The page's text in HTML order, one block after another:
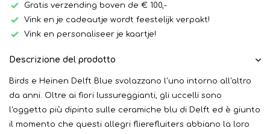
Gratis verzending boven de € 100,-
Vink en je cadeautje wordt feestelijk verpakt!
Vink en personaliseer je kaartje!
Descrizione del prodotto
Birds e Heinen Delft Blue svolazzano l'uno intorno all'altro
da anni. Oltre ai fiori lussureggianti, gli uccelli sono
l'oggetto più dipinto sulle ceramiche blu di Delft ed è giunto
il momento che questi allegri flierefluiters abbiano la loro